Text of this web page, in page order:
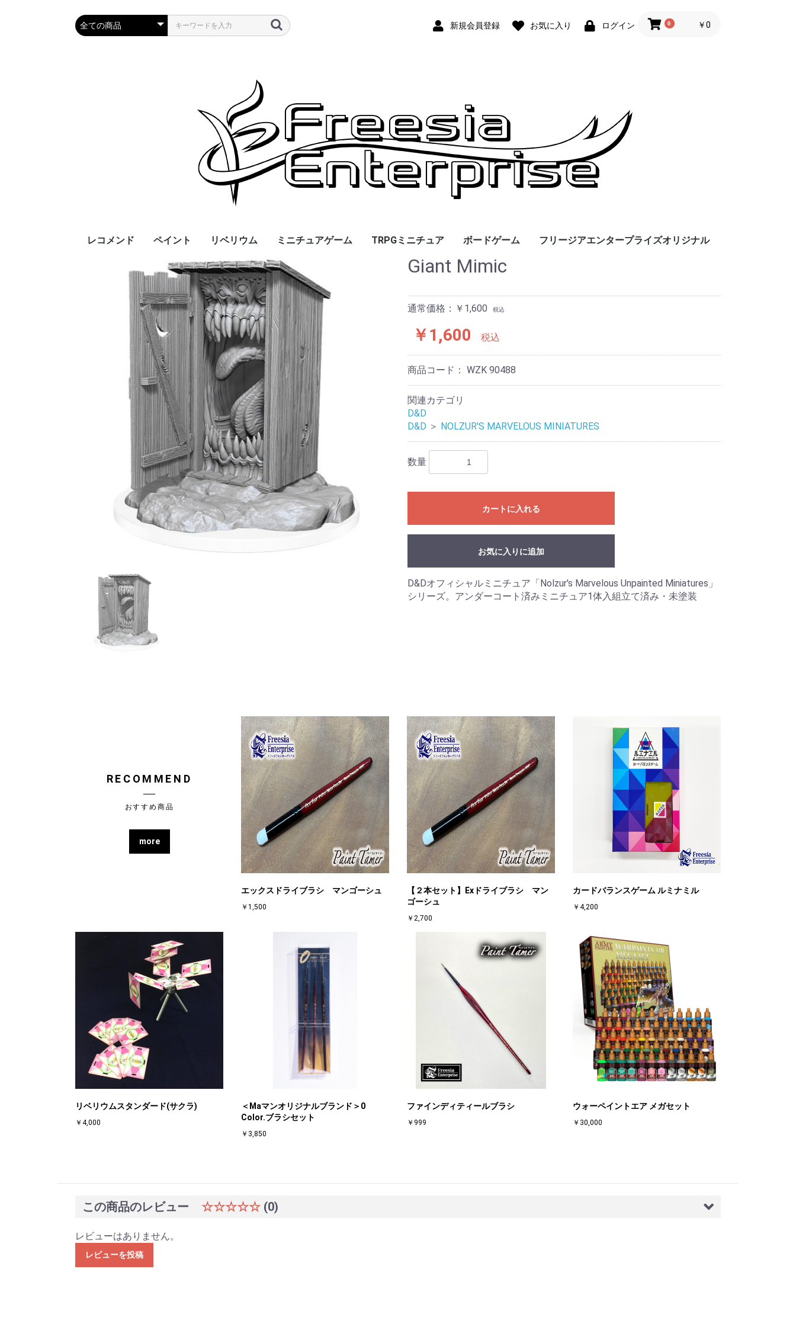
新規会員登録 お気に入り ログイン 0 ￥0
レコメンド
リベリウム
アウトレット
スペシャルオファー
ペイント
アーミーペインター
ペイントサプライ
エスコダブラシ
ペイントテイマー
リベリウム ミニチュアゲーム
スーパーダンジョン
スーパーダンジョン
マスタークラス
レイルレイダーズイン
フィニティ
ニンジャオールスター
ズ
ボルトアクション
コンフリクト’47
その他
TRPGミニチュア
MTGミニチュア
Deep Cut Miniatureシ
ボードゲーム フリージアエンタープライズオリジナル
Giant Mimic
通常価格：￥1,600 税込
￥1,600 税込
商品コード： WZK 90488
関連カテゴリ
D&D
D&D ＞ NOLZUR'S MARVELOUS MINIATURES
数量
カートに入れる
お気に入りに追加
D&Dオフィシャルミニチュア「Nolzur's Marvelous Unpainted Miniatures」
シリーズ。アンダーコート済みミニチュア1体入組立て済み・未塗装
RECOMMEND
おすすめ商品
more
エックスドライブラシ マンゴーシュ
￥1,500
【２本セット】Exドライブラシ マン
ゴーシュ
￥2,700
カードバランスゲーム ルミナミル
￥4,200
リベリウムスタンダード(サクラ)
￥4,000
＜Maマンオリジナルブランド＞0
Color.ブラシセット
￥3,850
ファインディティールブラシ
￥999
ウォーペイントエア メガセット
￥30,000
この商品のレビュー ☆☆☆☆☆ (0)
レビューはありません。
レビューを投稿